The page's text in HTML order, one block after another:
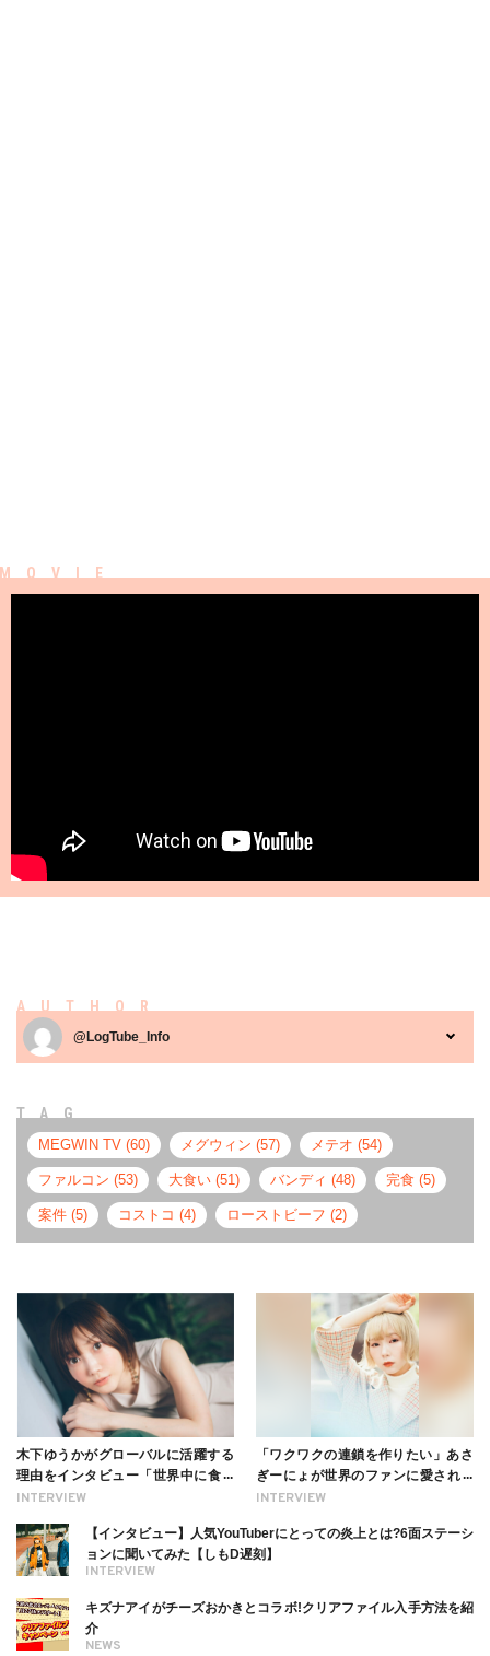
AUTHOR
@LogTube_Info
TAG
MEGWIN TV (60) メグウィン (57) メテオ (54)
ファルコン (53) 大食い (51) バンディ (48) 完食 (5)
案件 (5) コストコ (4) ローストビーフ (2)
INTERVIEW
木下ゆうかがグローバルに活躍する
理由をインタビュー「世界中に食べ
る幸せを伝えたい」新事務所加入に
INTERVIEW
「ワクワクの連鎖を作りたい」あさ
ぎーにょが世界のファンに愛される
理由【インタビュー】
INTERVIEW
【インタビュー】人気YouTuberにとっての炎上とは?6面ステーシ
ョンに聞いてみた【しもD遅刻】
NEWS
キズナアイがチーズおかきとコラボ!クリアファイル入手方法を紹
介